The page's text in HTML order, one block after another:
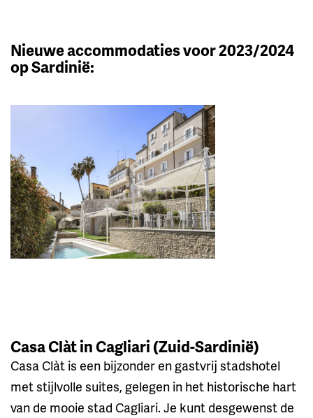
Nieuwe accommodaties voor 2023/2024
op Sardinië:
Casa Clàt in Cagliari (Zuid-Sardinië)
Casa Clàt is een bijzonder en gastvrij stadshotel
met stijlvolle suites, gelegen in het historische hart
van de mooie stad Cagliari. Je kunt desgewenst de